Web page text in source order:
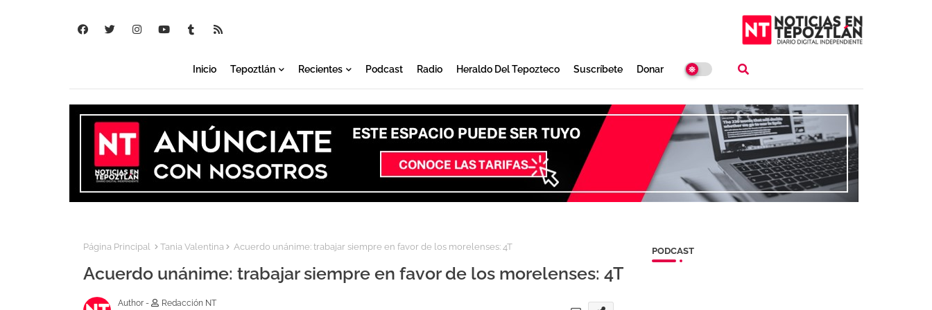
Inicio Tepoztlán Recientes Podcast Radio Heraldo Del Tepozteco Suscríbete Donar
Página Principal Tania Valentina Acuerdo unánime: trabajar siempre en favor de los morelenses: 4T
Acuerdo unánime: trabajar siempre en favor de los morelenses: 4T
Author - Redacción NT
PODCAST